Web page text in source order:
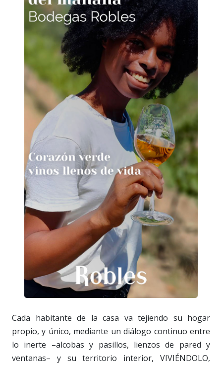
Cada habitante de la casa va tejiendo su hogar
propio, y único, mediante un diálogo continuo entre
lo inerte –alcobas y pasillos, lienzos de pared y
ventanas– y su territorio interior, VIVIÉNDOLO,